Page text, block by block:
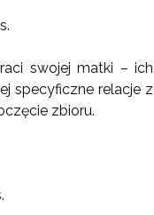
swojej matki – ich
specyficzne relacje z
zbioru.